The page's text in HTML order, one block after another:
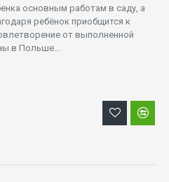
основным работам в саду, а
ребёнок приобщится к
от выполненной
в Польше...